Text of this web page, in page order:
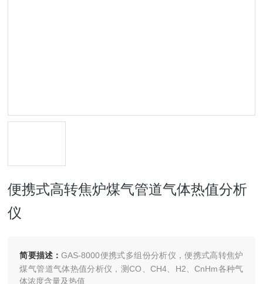
便携式高转焦炉煤气管道气体热值分析
仪
简要描述：GAS-8000便携式多组份分析仪，便携式高转焦炉
煤气管道气体热值分析仪，测CO、CH4、H2、CnHm各种气
体浓度含量及热值